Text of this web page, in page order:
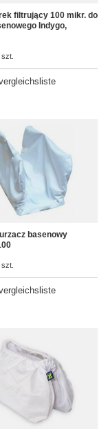
filtrujący 100 mikr. do
Indygo,
szt.
basenowy
szt.